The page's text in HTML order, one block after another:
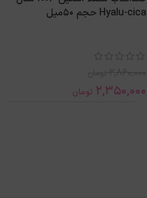
Hyalu-cica حجم 50میل
2,350,000 تومان